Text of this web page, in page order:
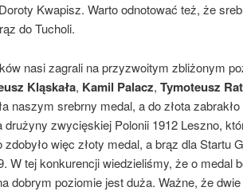
Kwapisz. Warto odnotować też, że
do Tucholi.
nasi zagrali na przyzwoitym zbliżonym
Kląskała, Kamil Palacz, Tymoteusz
naszym srebrny medal, a do złota
drużyny zwycięskiej Polonii 1912 Leszno,
zdobyło więc złoty medal, a brąz dla Startu
W tej konkurencji wiedzieliśmy, że o medal
dobrym poziomie jest duża. Ważne, że